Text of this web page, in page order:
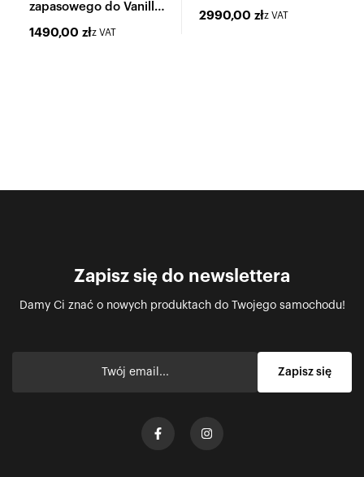
zapasowego do Vanilla
1490,00 złz VAT
2990,00 złz VAT
Zapisz się do newslettera
Damy Ci znać o nowych produktach do Twojego samochodu!